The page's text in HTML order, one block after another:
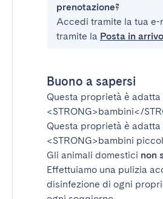
prenotazione?
Accedi tramite la tua e-
tramite la Posta in arrivo
Buono a sapersi
Questa proprietà è adatta
<STRONG>bambini</
Questa proprietà è adatta
<STRONG>bambini
Gli animali domestici non
Effettuiamo una pulizia
disinfezione di ogni